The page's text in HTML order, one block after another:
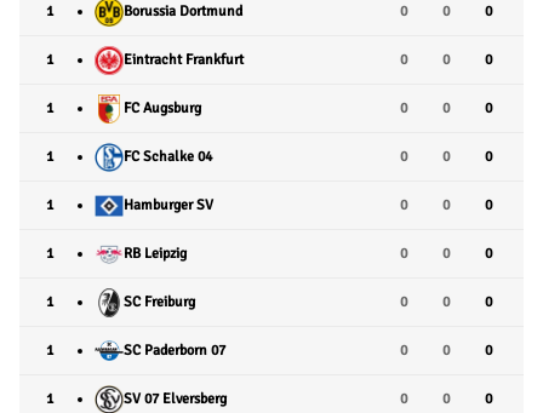
1 Borussia Dortmund 0 0 0
1 Eintracht Frankfurt 0 0 0
1 FC Augsburg 0 0 0
1 FC Schalke 04 0 0 0
1 Hamburger SV 0 0 0
1 RB Leipzig 0 0 0
1 SC Freiburg 0 0 0
1 SC Paderborn 07 0 0 0
1 SV 07 Elversberg 0 0 0